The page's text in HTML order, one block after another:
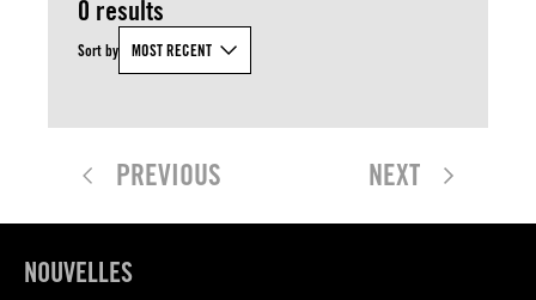
0 results
Sort by MOST RECENT
PREVIOUS NEXT
NOUVELLES